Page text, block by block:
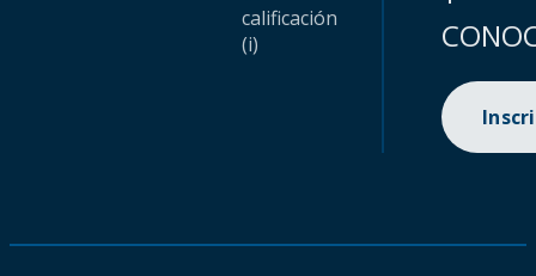
calificación
(i)